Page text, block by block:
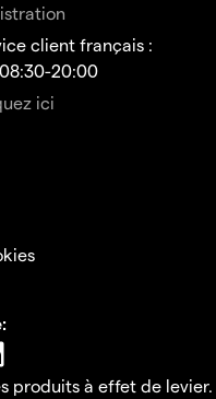
client français :
20:00
ici
produits à effet de levier.